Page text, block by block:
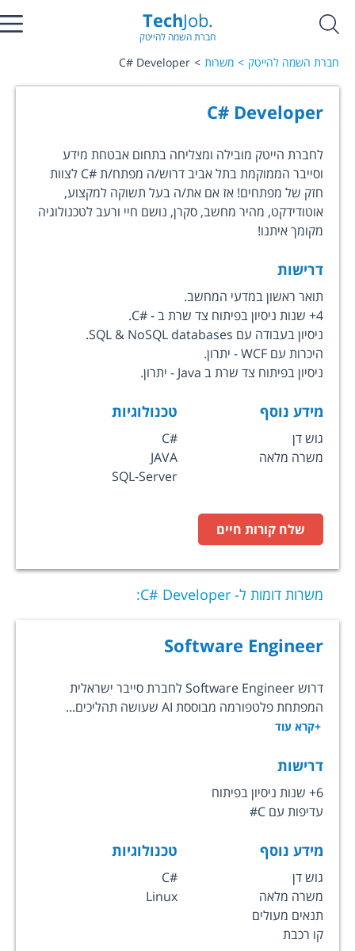
TechJob.
חברת השמה להייטק
חברת השמה להייטק משרות C# Developer
C# Developer
לחברת הייטק מובילה ומצליחה בתחום אבטחת מידע
וסייבר הממוקמת בתל אביב דרוש/ה מפתח/ת #C לצוות
חזק של מפתחים! אז אם את/ה בעל תשוקה למקצוע,
אוטודידקט, מהיר מחשב, סקרן, נושם חיי ורעב לטכנולוגיה
מקומך איתנו!
דרישות
תואר ראשון במדעי המחשב.
4+ שנות ניסיון בפיתוח צד שרת ב - #C.
ניסיון בעבודה עם SQL & NoSQL databases.
היכרות עם WCF - יתרון.
ניסיון בפיתוח צד שרת ב Java - יתרון.
מידע נוסף
גוש דן
משרה מלאה
טכנולוגיות
C#
JAVA
SQL-Server
שלח קורות חיים
משרות דומות ל- C# Developer
:
Software Engineer
דרוש Software Engineer לחברת סייבר ישראלית
המפתחת פלטפורמה מבוססת AI שעושה תהליכים...
+קרא עוד
דרישות
6+ שנות ניסיון בפיתוח
עדיפות עם C#
מידע נוסף
גוש דן
משרה מלאה
תנאים מעולים
קו רכבת
טכנולוגיות
C#
Linux